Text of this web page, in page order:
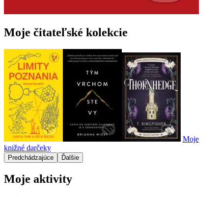
Moje čitateľské kolekcie
Moje
knižné darčeky
Predchádzajúce Ďalšie
Moje aktivity